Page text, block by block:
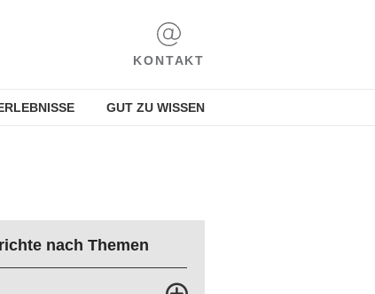
KONTAKT
GUT ZU WISSEN
nach Themen